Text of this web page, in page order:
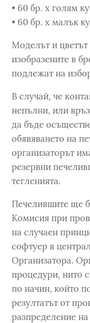
• 60 бр. x голям
• 60 бр. х малък
Моделът и цветът
изобразените в
подлежат на
В случай, че
непълни, или
да бъде
обявяването на
организаторът
резервни
тегленията.
Печелившите ще
Комисия при
на случаен
софтуер в
Организатора.
процедури, нито
по начин, който
резултатът от
разпределение на